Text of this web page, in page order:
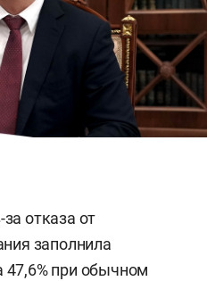
отказа от
заполнила
при обычном